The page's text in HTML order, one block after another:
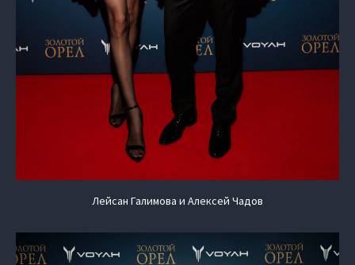
Лейсан Галимова и Алексей Чадов